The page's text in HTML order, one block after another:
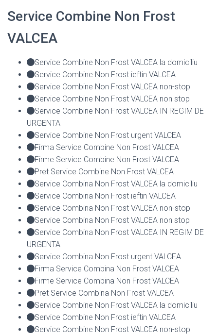
Service Combine Non Frost
VALCEA
Service Combine Non Frost VALCEA la domiciliu
Service Combine Non Frost ieftin VALCEA
Service Combine Non Frost VALCEA non-stop
Service Combine Non Frost VALCEA non stop
Service Combine Non Frost VALCEA IN REGIM DE
URGENTA
Service Combine Non Frost urgent VALCEA
Firma Service Combine Non Frost VALCEA
Firme Service Combine Non Frost VALCEA
Pret Service Combine Non Frost VALCEA
Service Combina Non Frost VALCEA la domiciliu
Service Combina Non Frost ieftin VALCEA
Service Combina Non Frost VALCEA non-stop
Service Combina Non Frost VALCEA non stop
Service Combina Non Frost VALCEA IN REGIM DE
URGENTA
Service Combina Non Frost urgent VALCEA
Firma Service Combina Non Frost VALCEA
Firme Service Combina Non Frost VALCEA
Pret Service Combina Non Frost VALCEA
Service Combine Non Frost VALCEA la domiciliu
Service Combine Non Frost ieftin VALCEA
Service Combine Non Frost VALCEA non-stop